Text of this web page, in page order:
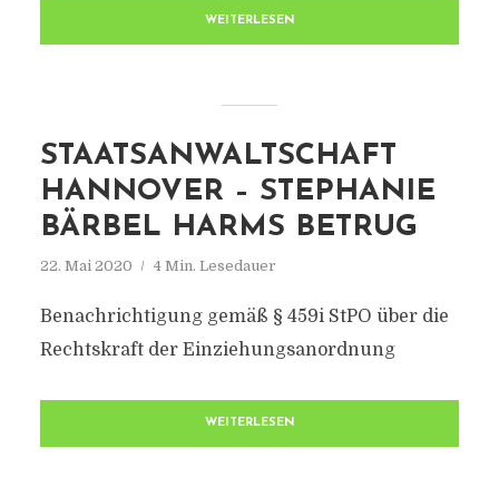
WEITERLESEN
STAATSANWALTSCHAFT
HANNOVER – STEPHANIE
BÄRBEL HARMS BETRUG
22. Mai 2020 4 Min. Lesedauer
Benachrichtigung gemäß § 459i StPO über die
Rechtskraft der Einziehungsanordnung
WEITERLESEN